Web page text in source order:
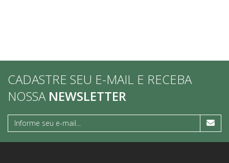
CADASTRE SEU E-MAIL E RECEBA
NOSSA NEWSLETTER